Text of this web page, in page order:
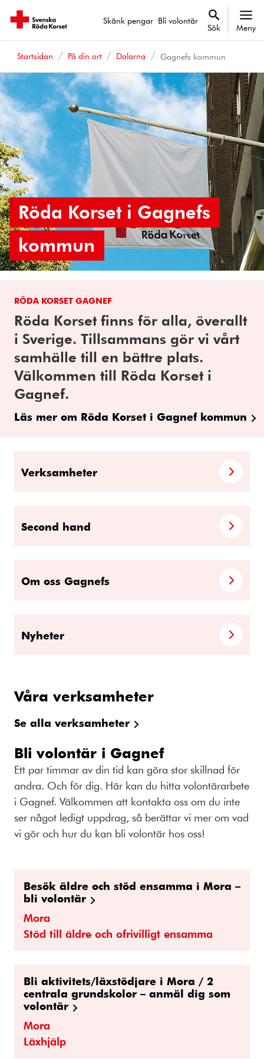
Skänk pengar Bli volontär
Sök Meny
Startsidan På din ort Dalarna Gagnefs kommun
Röda Korset i Gagnefs
kommun
RÖDA KORSET GAGNEF
Röda Korset finns för alla, överallt
i Sverige. Tillsammans gör vi vårt
samhälle till en bättre plats.
Välkommen till Röda Korset i
Gagnef.
Läs mer om Röda Korset i Gagnef kommun
Verksamheter
Second hand
Om oss Gagnefs
Nyheter
Våra verksamheter
Se alla verksamheter
Bli volontär i Gagnef
Ett par timmar av din tid kan göra stor skillnad för
andra. Och för dig. Här kan du hitta volontärarbete
i Gagnef. Välkommen att kontakta oss om du inte
ser något ledigt uppdrag, så berättar vi mer om vad
vi gör och hur du kan bli volontär hos oss!
Besök äldre och stöd ensamma i Mora –
bli volontär
Mora
Stöd till äldre och ofrivilligt ensamma
Bli aktivitets/läxstödjare i Mora / 2
centrala grundskolor – anmäl dig som
volontär
Mora
Läxhjälp